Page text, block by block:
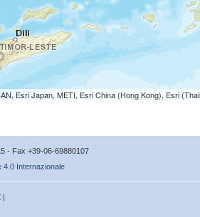
Esri Japan, METI, Esri China (Hong Kong), Esri
- Fax +39-06-69880107
4.0 Internazionale
|